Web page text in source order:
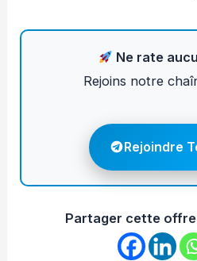
Ne rate
Rejoins notre
Rejoindre
Partager cette